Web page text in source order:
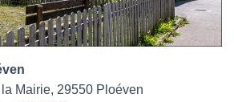
Mairie, 29550 Ploéven